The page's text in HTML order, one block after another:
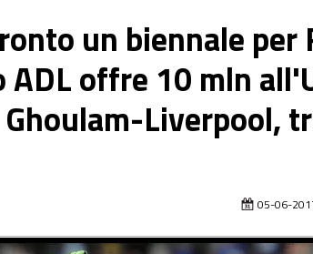
un biennale per
offre 10 mln
Liverpool,
05-06-